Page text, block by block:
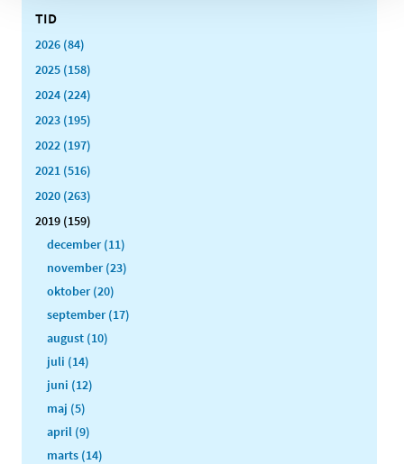
TID
2026 (84)
2025 (158)
2024 (224)
2023 (195)
2022 (197)
2021 (516)
2020 (263)
2019 (159)
december (11)
november (23)
oktober (20)
september (17)
august (10)
juli (14)
juni (12)
maj (5)
april (9)
marts (14)